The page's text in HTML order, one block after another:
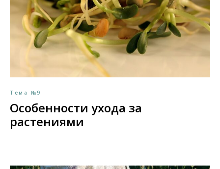
Тема №9
Особенности ухода за
растениями